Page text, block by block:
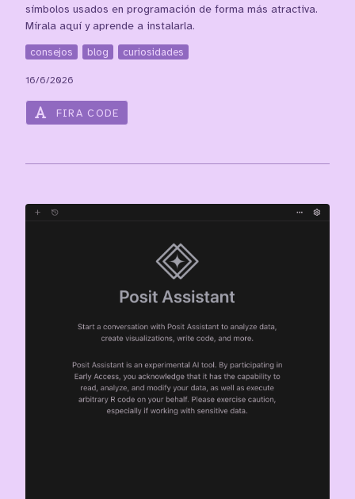
símbolos usados en programación de forma más atractiva.
Mírala aquí y aprende a instalarla.
consejos blog curiosidades
16/6/2026
FIRA CODE